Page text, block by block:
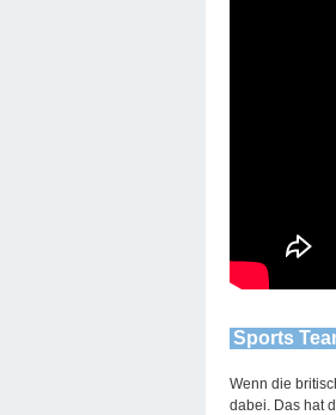
Sports
Wenn die
dabei. Das hat